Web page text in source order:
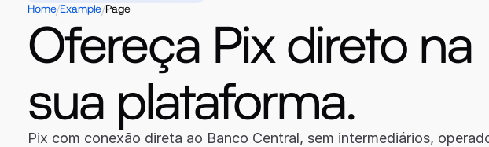
Home/Example/Page
Ofereça Pix direto na
sua plataforma.
Pix com conexão direta ao Banco Central, sem intermediários,